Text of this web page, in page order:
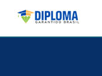
Skip